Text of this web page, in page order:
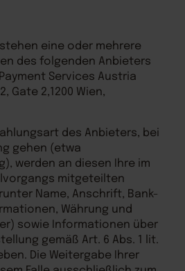
eine oder mehrere
des folgenden Anbieters
Services Austria
Gate 2,1200 Wien,
des Anbieters, bei
gehen (etwa
werden an diesen Ihre im
mitgeteilten
Name, Anschrift, Bank-
Währung und
sowie Informationen über
gemäß Art. 6 Abs. 1 lit.
Die Weitergabe Ihrer